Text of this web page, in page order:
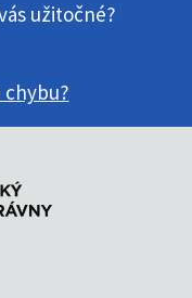
užitočné?
chybu?